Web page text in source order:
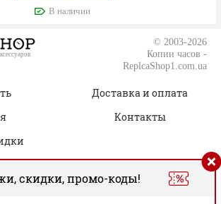
В наличии
© 2003-2026
Копии часов -
ReplcaShop1.com.ua
Доставка и оплата
Контакты
805-76-96
скидки, промо-коды!